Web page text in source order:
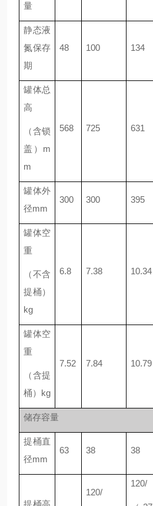
量
静态液
氮保存
期
48 100 134
罐体总
高
（含锁
盖）m
m
568 725 631
罐体外
径mm
300 300 395
罐体空
重
（不含
提桶）
kg
6.8 7.38 10.34
罐体空
重
（含提
桶）kg
7.52 7.84 10.79
储存容量
提桶直
径mm
63 38 38
提桶高
120/
120/